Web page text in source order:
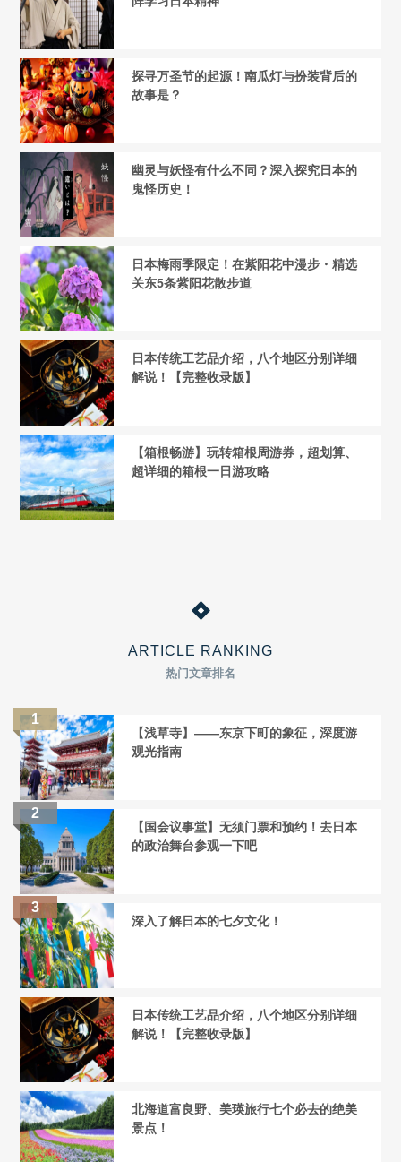
探寻万圣节的起源！南瓜灯与扮装背后的
故事是？
幽灵与妖怪有什么不同？深入探究日本的
鬼怪历史！
日本梅雨季限定！在紫阳花中漫步・精选
关东5条紫阳花散步道
日本传统工艺品介绍，八个地区分别详细
解说！【完整收录版】
【箱根畅游】玩转箱根周游券，超划算、
超详细的箱根一日游攻略
ARTICLE RANKING
热门文章排名
【浅草寺】——东京下町的象征，深度游
观光指南
【国会议事堂】无须门票和预约！去日本
的政治舞台参观一下吧
深入了解日本的七夕文化！
日本传统工艺品介绍，八个地区分别详细
解说！【完整收录版】
北海道富良野、美瑛旅行七个必去的绝美
景点！